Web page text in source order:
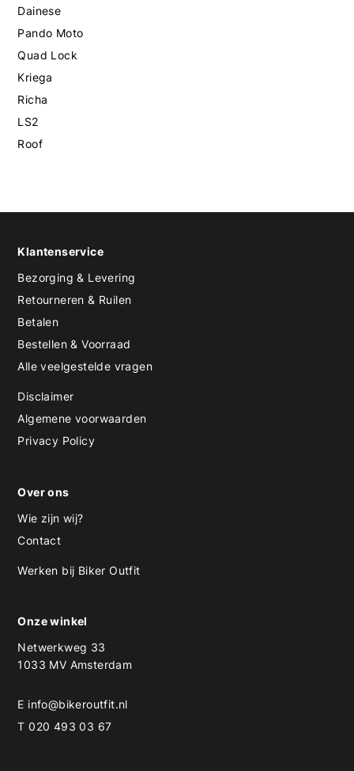
Dainese
Pando Moto
Quad Lock
Kriega
Richa
LS2
Roof
Klantenservice
Bezorging & Levering
Retourneren & Ruilen
Betalen
Bestellen & Voorraad
Alle veelgestelde vragen
Disclaimer
Algemene voorwaarden
Privacy Policy
Over ons
Wie zijn wij?
Contact
Werken bij Biker Outfit
Onze winkel
Netwerkweg 33
1033 MV Amsterdam
E info@bikeroutfit.nl
T 020 493 03 67